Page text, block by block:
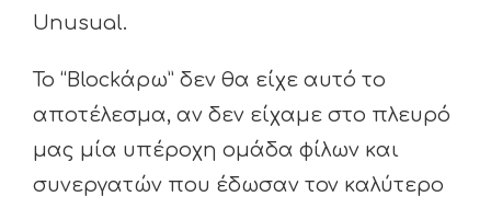
Unusual.
To “Blockάρω” δεν θα είχε αυτό το
αποτέλεσμα, αν δεν είχαμε στο πλευρό
μας μία υπέροχη ομάδα φίλων και
συνεργατών που έδωσαν τον καλύτερο